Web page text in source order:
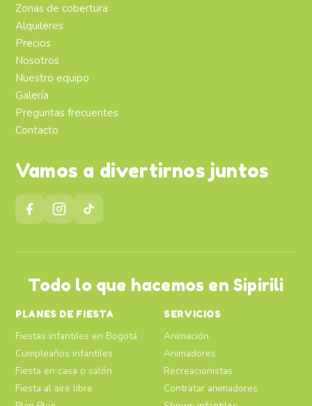
Zonas de cobertura
Alquileres
Precios
Nosotros
Nuestro equipo
Galería
Preguntas frecuentes
Contacto
Vamos a divertirnos juntos
Todo lo que hacemos en Sipirili
PLANES DE FIESTA
Fiestas infantiles en Bogotá
Cumpleaños infantiles
Fiesta en casa o salón
Fiesta al aire libre
SERVICIOS
Animación
Animadores
Recreacionistas
Contratar animadores